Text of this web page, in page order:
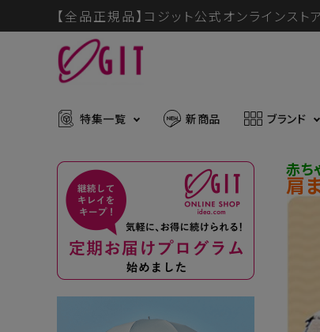
【全品正規品】コジット公式オンラインス
特集一覧
メディア掲載アイテム
推し活グッズ
新商品 ブランド
muchu
ACCOUNT MENU
ようこそ ゲスト 様
赤ち
肩